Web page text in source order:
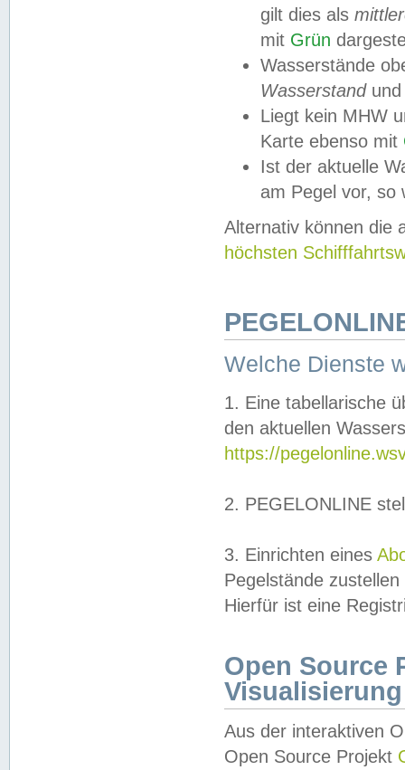
gilt dies als
mit Grün
Wasserstände
Wasserstandund
Liegt kein MHW
Karte ebenso mit
Ist der aktuelle
am Pegel vor,
Alternativ können die
höchsten
Welche Dienste
1. Eine tabellarische
den aktuellen
https://
2. PEGELONLINE
3. Einrichten eines
Pegelstände
Hierfür ist eine
Open Source
Visualisierung
Aus der interaktiven
Open Source Projekt